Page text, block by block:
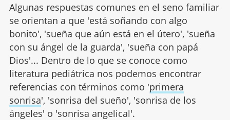
Algunas respuestas comunes en el seno familiar
se orientan a que 'está soñando con algo
bonito', 'sueña que aún está en el útero', 'sueña
con su ángel de la guarda', 'sueña con papá
Dios'... Dentro de lo que se conoce como
literatura pediátrica nos podemos encontrar
referencias con términos como 'primera
sonrisa', 'sonrisa del sueño', 'sonrisa de los
ángeles' o 'sonrisa angelical'.